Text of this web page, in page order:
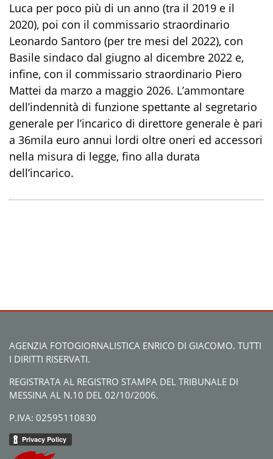
Luca per poco più di un anno (tra il 2019 e il
2020), poi con il commissario straordinario
Leonardo Santoro (per tre mesi del 2022), con
Basile sindaco dal giugno al dicembre 2022 e,
infine, con il commissario straordinario Piero
Mattei da marzo a maggio 2026. L’ammontare
dell’indennità di funzione spettante al segretario
generale per l’incarico di direttore generale è pari
a 36mila euro annui lordi oltre oneri ed accessori
nella misura di legge, fino alla durata
dell’incarico.
AGENZIA FOTOGIORNALISTICA ENRICO DI GIACOMO. TUTTI
I DIRITTI RISERVATI.
REGISTRATA AL REGISTRO STAMPA DEL TRIBUNALE DI
MESSINA AL N.10 DEL 02/10/2006.
P.IVA: 02595110830